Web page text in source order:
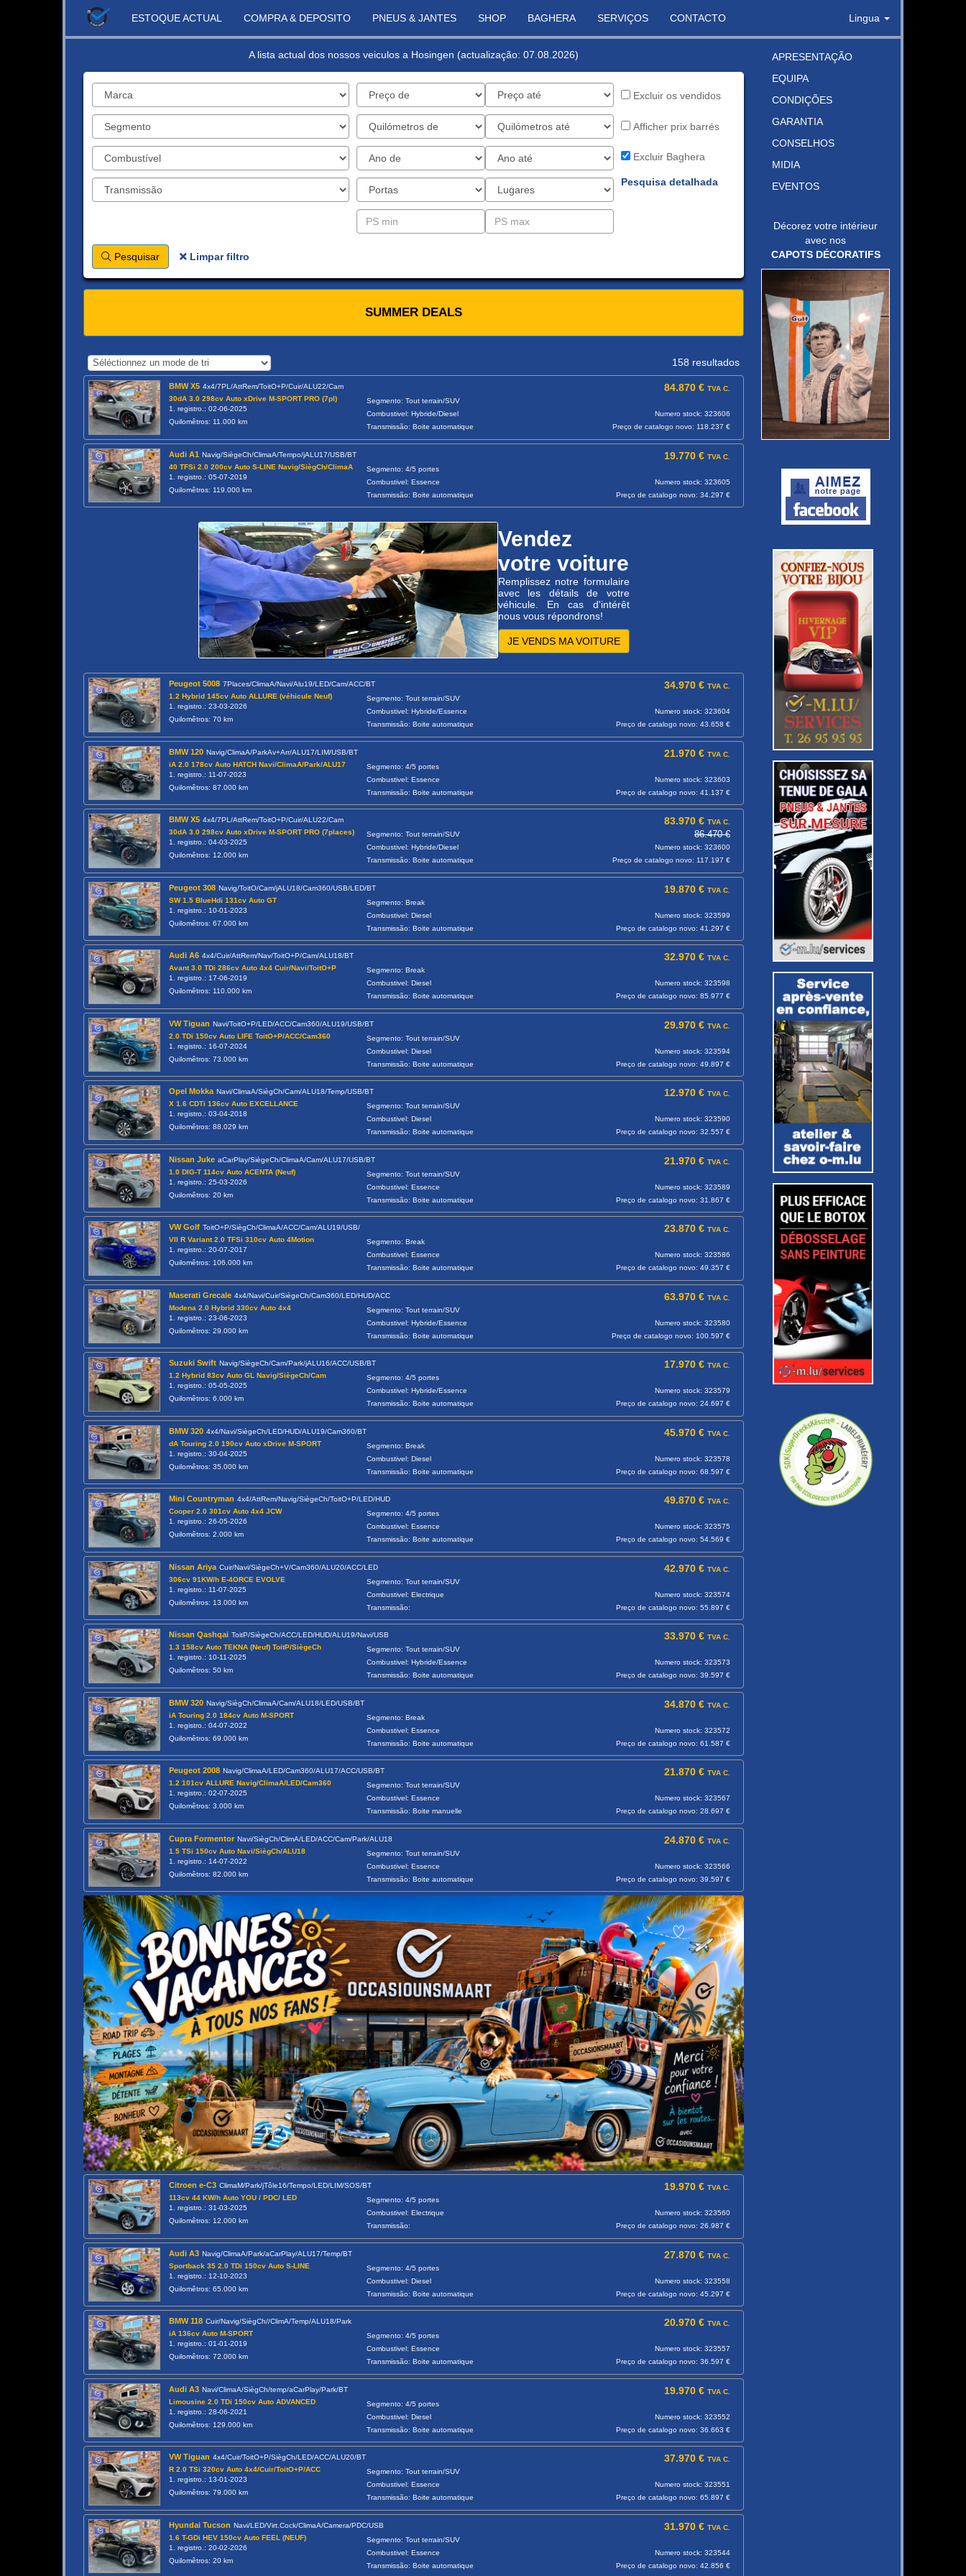
ESTOQUE ACTUAL COMPRA & DEPOSITO PNEUS & JANTES SHOP BAGHERA SERVIÇOS CONTACTO Lingua
A lista actual dos nossos veiculos a Hosingen (actualização: 07.08.2026)
Excluir os vendidos
Afficher prix barrés
Excluir Baghera
Pesquisa detalhada
Pesquisar Limpar filtro
SUMMER DEALS
158 resultados
BMW X5 4x4/7PL/AttRem/ToitO+P/Cuir/ALU22/Cam 84.870 € TVA C.
30dA 3.0 298cv Auto xDrive M-SPORT PRO (7pl)
1. registro.: 02-06-2025
Quilomêtros: 11.000 km
Segmento: Tout terrain/SUV
Combustivel: Hybride/Diesel
Transmissão: Boite automatique
Numero stock: 323606
Preço de catalogo novo: 118.237 €
Audi A1 Navig/SiègeCh/ClimaA/Tempo/jALU17/USB/BT 19.770 € TVA C.
40 TFSi 2.0 200cv Auto S-LINE Navig/SiègCh/ClimaA
1. registro.: 05-07-2019
Quilomêtros: 119.000 km
Segmento: 4/5 portes
Combustivel: Essence
Transmissão: Boite automatique
Numero stock: 323605
Preço de catalogo novo: 34.297 €
Vendez
votre voiture
Remplissez notre formulaire
avec les détails de votre
véhicule. En cas d'intérêt
nous vous répondrons!
JE VENDS MA VOITURE
Peugeot 5008 7Places/ClimaA/Navi/Alu19/LED/Cam/ACC/BT 34.970 € TVA C.
1.2 Hybrid 145cv Auto ALLURE (véhicule Neuf)
1. registro.: 23-03-2026
Quilomêtros: 70 km
Segmento: Tout terrain/SUV
Combustivel: Hybride/Essence
Transmissão: Boite automatique
Numero stock: 323604
Preço de catalogo novo: 43.658 €
BMW 120 Navig/ClimaA/ParkAv+Arr/ALU17/LIM/USB/BT 21.970 € TVA C.
iA 2.0 178cv Auto HATCH Navi/ClimaA/Park/ALU17
1. registro.: 11-07-2023
Quilomêtros: 87.000 km
Segmento: 4/5 portes
Combustivel: Essence
Transmissão: Boite automatique
Numero stock: 323603
Preço de catalogo novo: 41.137 €
BMW X5 4x4/7PL/AttRem/ToitO+P/Cuir/ALU22/Cam 83.970 € TVA C.
30dA 3.0 298cv Auto xDrive M-SPORT PRO (7places)
1. registro.: 04-03-2025
Quilomêtros: 12.000 km
Segmento: Tout terrain/SUV
Combustivel: Hybride/Diesel
Transmissão: Boite automatique
86.470 €
Numero stock: 323600
Preço de catalogo novo: 117.197 €
Peugeot 308 Navig/ToitO/Cam/jALU18/Cam360/USB/LED/BT 19.870 € TVA C.
SW 1.5 BlueHdi 131cv Auto GT
1. registro.: 10-01-2023
Quilomêtros: 67.000 km
Segmento: Break
Combustivel: Diesel
Transmissão: Boite automatique
Numero stock: 323599
Preço de catalogo novo: 41.297 €
Audi A6 4x4/Cuir/AttRem/Nav/ToitO+P/Cam/ALU18/BT 32.970 € TVA C.
Avant 3.0 TDi 286cv Auto 4x4 Cuir/Navi/ToitO+P
1. registro.: 17-06-2019
Quilomêtros: 110.000 km
Segmento: Break
Combustivel: Diesel
Transmissão: Boite automatique
Numero stock: 323598
Preço de catalogo novo: 85.977 €
VW Tiguan Navi/ToitO+P/LED/ACC/Cam360/ALU19/USB/BT 29.970 € TVA C.
2.0 TDi 150cv Auto LIFE ToitO+P/ACC/Cam360
1. registro.: 16-07-2024
Quilomêtros: 73.000 km
Segmento: Tout terrain/SUV
Combustivel: Diesel
Transmissão: Boite automatique
Numero stock: 323594
Preço de catalogo novo: 49.897 €
Opel Mokka Navi/ClimaA/SiègCh/Cam/ALU18/Temp/USB/BT 12.970 € TVA C.
X 1.6 CDTi 136cv Auto EXCELLANCE
1. registro.: 03-04-2018
Quilomêtros: 88.029 km
Segmento: Tout terrain/SUV
Combustivel: Diesel
Transmissão: Boite automatique
Numero stock: 323590
Preço de catalogo novo: 32.557 €
Nissan Juke aCarPlay/SiègeCh/ClimaA/Cam/ALU17/USB/BT 21.970 € TVA C.
1.0 DIG-T 114cv Auto ACENTA (Neuf)
1. registro.: 25-03-2026
Quilomêtros: 20 km
Segmento: Tout terrain/SUV
Combustivel: Essence
Transmissão: Boite automatique
Numero stock: 323589
Preço de catalogo novo: 31.867 €
VW Golf ToitO+P/SiègCh/ClimaA/ACC/Cam/ALU19/USB/ 23.870 € TVA C.
VII R Variant 2.0 TFSi 310cv Auto 4Motion
1. registro.: 20-07-2017
Quilomêtros: 106.000 km
Segmento: Break
Combustivel: Essence
Transmissão: Boite automatique
Numero stock: 323586
Preço de catalogo novo: 49.357 €
Maserati Grecale 4x4/Navi/Cuir/SiègeCh/Cam360/LED/HUD/ACC 63.970 € TVA C.
Modena 2.0 Hybrid 330cv Auto 4x4
1. registro.: 23-06-2023
Quilomêtros: 29.000 km
Segmento: Tout terrain/SUV
Combustivel: Hybride/Essence
Transmissão: Boite automatique
Numero stock: 323580
Preço de catalogo novo: 100.597 €
Suzuki Swift Navig/SiègeCh/Cam/Park/jALU16/ACC/USB/BT 17.970 € TVA C.
1.2 Hybrid 83cv Auto GL Navig/SiègeCh/Cam
1. registro.: 05-05-2025
Quilomêtros: 6.000 km
Segmento: 4/5 portes
Combustivel: Hybride/Essence
Transmissão: Boite automatique
Numero stock: 323579
Preço de catalogo novo: 24.697 €
BMW 320 4x4/Navi/SiègeCh/LED/HUD/ALU19/Cam360/BT 45.970 € TVA C.
dA Touring 2.0 190cv Auto xDrive M-SPORT
1. registro.: 30-04-2025
Quilomêtros: 35.000 km
Segmento: Break
Combustivel: Diesel
Transmissão: Boite automatique
Numero stock: 323578
Preço de catalogo novo: 68.597 €
Mini Countryman 4x4/AttRem/Navig/SiègeCh/ToitO+P/LED/HUD 49.870 € TVA C.
Cooper 2.0 301cv Auto 4x4 JCW
1. registro.: 26-05-2026
Quilomêtros: 2.000 km
Segmento: 4/5 portes
Combustivel: Essence
Transmissão: Boite automatique
Numero stock: 323575
Preço de catalogo novo: 54.569 €
Nissan Ariya Cuir/Navi/SiègeCh+V/Cam360/ALU20/ACC/LED 42.970 € TVA C.
306cv 91KW/h E-4ORCE EVOLVE
1. registro.: 11-07-2025
Quilomêtros: 13.000 km
Segmento: Tout terrain/SUV
Combustivel: Electrique
Transmissão:
Numero stock: 323574
Preço de catalogo novo: 55.897 €
Nissan Qashqai ToitP/SiègeCh/ACC/LED/HUD/ALU19/Navi/USB 33.970 € TVA C.
1.3 158cv Auto TEKNA (Neuf) ToitP/SiègeCh
1. registro.: 10-11-2025
Quilomêtros: 50 km
Segmento: Tout terrain/SUV
Combustivel: Hybride/Essence
Transmissão: Boite automatique
Numero stock: 323573
Preço de catalogo novo: 39.597 €
BMW 320 Navig/SiègCh/ClimaA/Cam/ALU18/LED/USB/BT 34.870 € TVA C.
iA Touring 2.0 184cv Auto M-SPORT
1. registro.: 04-07-2022
Quilomêtros: 69.000 km
Segmento: Break
Combustivel: Essence
Transmissão: Boite automatique
Numero stock: 323572
Preço de catalogo novo: 61.587 €
Peugeot 2008 Navig/ClimaA/LED/Cam360/ALU17/ACC/USB/BT 21.870 € TVA C.
1.2 101cv ALLURE Navig/ClimaA/LED/Cam360
1. registro.: 02-07-2025
Quilomêtros: 3.000 km
Segmento: Tout terrain/SUV
Combustivel: Essence
Transmissão: Boite manuelle
Numero stock: 323567
Preço de catalogo novo: 28.697 €
Cupra Formentor Navi/SiègCh/ClimA/LED/ACC/Cam/Park/ALU18 24.870 € TVA C.
1.5 TSi 150cv Auto Navi/SiègCh/ALU18
1. registro.: 14-07-2022
Quilomêtros: 82.000 km
Segmento: Tout terrain/SUV
Combustivel: Essence
Transmissão: Boite automatique
Numero stock: 323566
Preço de catalogo novo: 39.597 €
Citroen e-C3 ClimaM/Park/jTôle16/Tempo/LED/LIM/SOS/BT 19.970 € TVA C.
113cv 44 KW/h Auto YOU / PDC/ LED
1. registro.: 31-03-2025
Quilomêtros: 12.000 km
Segmento: 4/5 portes
Combustivel: Electrique
Transmissão:
Numero stock: 323560
Preço de catalogo novo: 26.987 €
Audi A3 Navig/ClimaA/Park/aCarPlay/ALU17/Temp/BT 27.870 € TVA C.
Sportback 35 2.0 TDi 150cv Auto S-LINE
1. registro.: 12-10-2023
Quilomêtros: 65.000 km
Segmento: 4/5 portes
Combustivel: Diesel
Transmissão: Boite automatique
Numero stock: 323558
Preço de catalogo novo: 45.297 €
BMW 118 Cuir/Navig/SiègCh//ClimA/Temp/ALU18/Park 20.970 € TVA C.
iA 136cv Auto M-SPORT
1. registro.: 01-01-2019
Quilomêtros: 72.000 km
Segmento: 4/5 portes
Combustivel: Essence
Transmissão: Boite automatique
Numero stock: 323557
Preço de catalogo novo: 36.597 €
Audi A3 Navi/ClimaA/SiègCh/temp/aCarPlay/Park/BT 19.970 € TVA C.
Limousine 2.0 TDi 150cv Auto ADVANCED
1. registro.: 28-06-2021
Quilomêtros: 129.000 km
Segmento: 4/5 portes
Combustivel: Diesel
Transmissão: Boite automatique
Numero stock: 323552
Preço de catalogo novo: 36.663 €
VW Tiguan 4x4/Cuir/ToitO+P/SiègCh/LED/ACC/ALU20/BT 37.970 € TVA C.
R 2.0 TSi 320cv Auto 4x4/Cuir/ToitO+P/ACC
1. registro.: 13-01-2023
Quilomêtros: 79.000 km
Segmento: Tout terrain/SUV
Combustivel: Essence
Transmissão: Boite automatique
Numero stock: 323551
Preço de catalogo novo: 65.897 €
Hyundai Tucson Navi/LED/Virt.Cock/ClimaA/Camera/PDC/USB 31.970 € TVA C.
1.6 T-GDi HEV 150cv Auto FEEL (NEUF)
1. registro.: 20-02-2026
Quilomêtros: 20 km
Segmento: Tout terrain/SUV
Combustivel: Essence
Transmissão: Boite automatique
Numero stock: 323544
Preço de catalogo novo: 42.856 €
APRESENTAÇÃO
EQUIPA
CONDIÇÕES
GARANTIA
CONSELHOS
MIDIA
EVENTOS
Décorez votre intérieur
avec nos
CAPOTS DÉCORATIFS